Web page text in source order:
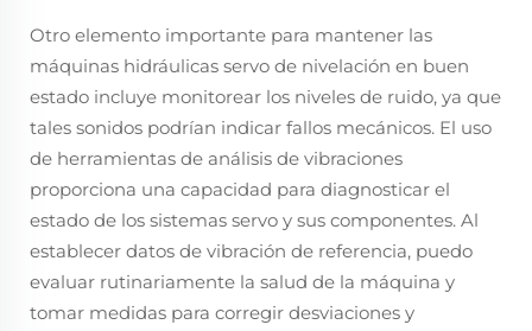
Otro elemento importante para mantener las
máquinas hidráulicas servo de nivelación en buen
estado incluye monitorear los niveles de ruido, ya que
tales sonidos podrían indicar fallos mecánicos. El uso
de herramientas de análisis de vibraciones
proporciona una capacidad para diagnosticar el
estado de los sistemas servo y sus componentes. Al
establecer datos de vibración de referencia, puedo
evaluar rutinariamente la salud de la máquina y
tomar medidas para corregir desviaciones y